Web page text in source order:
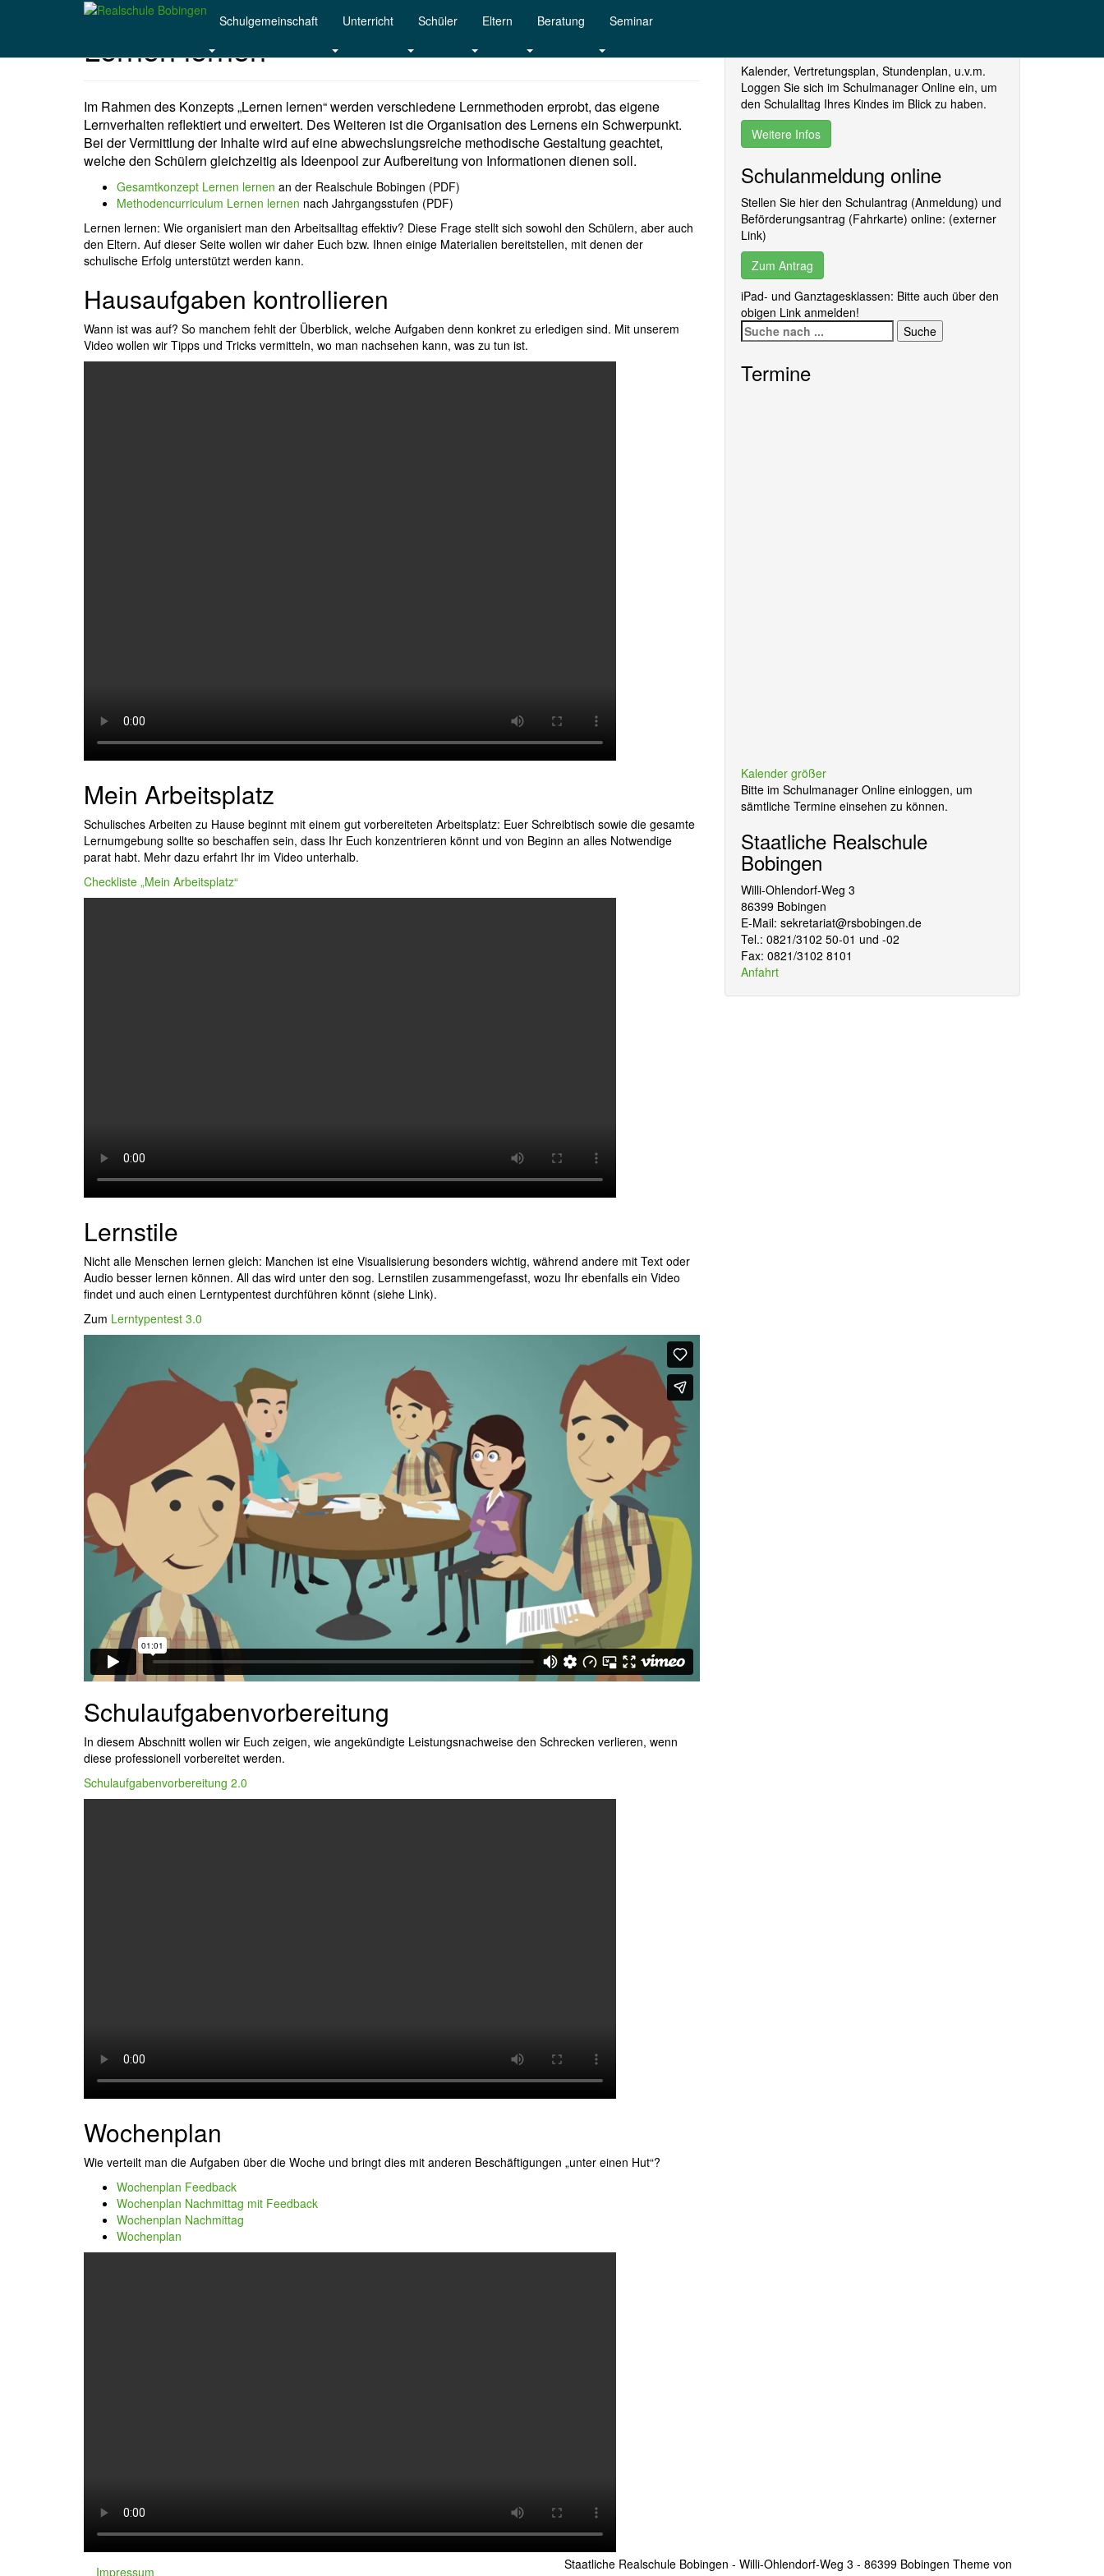
content
Schulgemeinschaft Unterricht Schüler Eltern Beratung Seminar
Lernen lernen
Im Rahmen des Konzepts „Lernen lernen“ werden verschiedene Lernmethoden erprobt, das eigene
Lernverhalten reflektiert und erweitert. Des Weiteren ist die Organisation des Lernens ein Schwerpunkt.
Bei der Vermittlung der Inhalte wird auf eine abwechslungsreiche methodische Gestaltung geachtet,
welche den Schülern gleichzeitig als Ideenpool zur Aufbereitung von Informationen dienen soll.
Gesamtkonzept Lernen lernen an der Realschule Bobingen (PDF)
Methodencurriculum Lernen lernen nach Jahrgangsstufen (PDF)
Lernen lernen: Wie organisiert man den Arbeitsalltag effektiv? Diese Frage stellt sich sowohl den Schülern, aber auch
den Eltern. Auf dieser Seite wollen wir daher Euch bzw. Ihnen einige Materialien bereitstellen, mit denen der
schulische Erfolg unterstützt werden kann.
Hausaufgaben kontrollieren
Wann ist was auf? So manchem fehlt der Überblick, welche Aufgaben denn konkret zu erledigen sind. Mit unserem
Video wollen wir Tipps und Tricks vermitteln, wo man nachsehen kann, was zu tun ist.
Mein Arbeitsplatz
Schulisches Arbeiten zu Hause beginnt mit einem gut vorbereiteten Arbeitsplatz: Euer Schreibtisch sowie die gesamte
Lernumgebung sollte so beschaffen sein, dass Ihr Euch konzentrieren könnt und von Beginn an alles Notwendige
parat habt. Mehr dazu erfahrt Ihr im Video unterhalb.
Checkliste „Mein Arbeitsplatz“
Lernstile
Nicht alle Menschen lernen gleich: Manchen ist eine Visualisierung besonders wichtig, während andere mit Text oder
Audio besser lernen können. All das wird unter den sog. Lernstilen zusammengefasst, wozu Ihr ebenfalls ein Video
findet und auch einen Lerntypentest durchführen könnt (siehe Link).
Zum Lerntypentest 3.0
Schulaufgabenvorbereitung
In diesem Abschnitt wollen wir Euch zeigen, wie angekündigte Leistungsnachweise den Schrecken verlieren, wenn
diese professionell vorbereitet werden.
Schulaufgabenvorbereitung 2.0
Wochenplan
Wie verteilt man die Aufgaben über die Woche und bringt dies mit anderen Beschäftigungen „unter einen Hut“?
Wochenplan Feedback
Wochenplan Nachmittag mit Feedback
Wochenplan Nachmittag
Wochenplan
Kalender, Vertretungsplan, Stundenplan, u.v.m.
Loggen Sie sich im Schulmanager Online ein, um
den Schulalltag Ihres Kindes im Blick zu haben.
Weitere Infos
Schulanmeldung online
Stellen Sie hier den Schulantrag (Anmeldung) und
Beförderungsantrag (Fahrkarte) online: (externer
Link)
Zum Antrag
iPad- und Ganztagesklassen: Bitte auch über den
obigen Link anmelden!
Suche
nach:
Termine
Kalender größer
Bitte im Schulmanager Online einloggen, um
sämtliche Termine einsehen zu können.
Staatliche Realschule
Bobingen
Willi-Ohlendorf-Weg 3
86399 Bobingen
E-Mail: sekretariat@rsbobingen.de
Tel.: 0821/3102 50-01 und -02
Fax: 0821/3102 8101
Anfahrt
Impressum
Staatliche Realschule Bobingen - Willi-Ohlendorf-Weg 3 - 86399 Bobingen Theme von